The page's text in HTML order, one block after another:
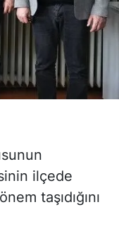
ilçede
taşıdığını